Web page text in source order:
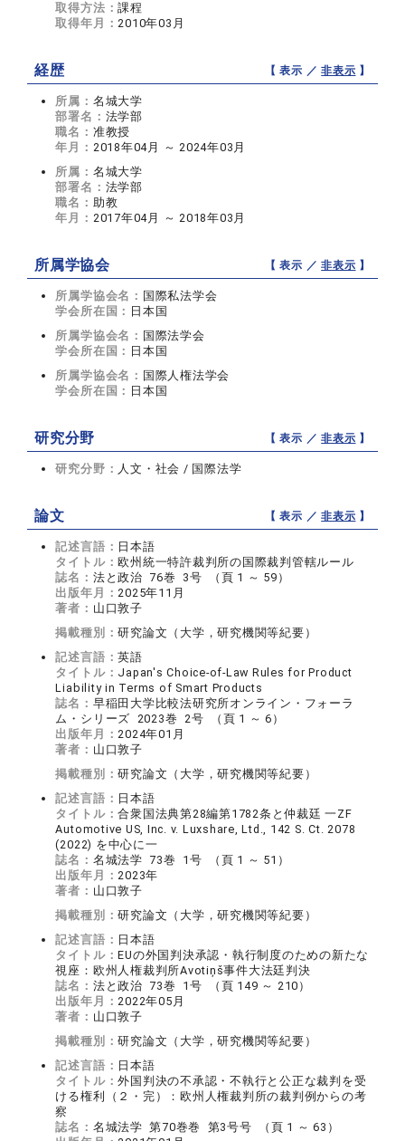
取得方法：課程
取得年月：2010年03月
経歴 【 表示 ／非表示 】
所属： 名城大学
部署名： 法学部
職名： 准教授
年月： 2018年04月 ～ 2024年03月
所属： 名城大学
部署名： 法学部
職名： 助教
年月： 2017年04月 ～ 2018年03月
所属学協会 【 表示 ／非表示 】
所属学協会名： 国際私法学会
学会所在国： 日本国
所属学協会名： 国際法学会
学会所在国： 日本国
所属学協会名： 国際人権法学会
学会所在国： 日本国
研究分野 【 表示 ／非表示 】
研究分野： 人文・社会 / 国際法学
論文 【 表示 ／非表示 】
記述言語： 日本語
タイトル：欧州統一特許裁判所の国際裁判管轄ルール
誌名： 法と政治 76巻 3号 （頁 1 ～ 59）
出版年月：2025年11月
著者： 山口敦子
掲載種別：研究論文（大学，研究機関等紀要）
記述言語：英語
タイトル： Japan's Choice-of-Law Rules for Product
Liability in Terms of Smart Products
誌名： 早稲田大学比較法研究所オンライン・フォーラ
ム・シリーズ 2023巻 2号 （頁 1 ～ 6）
出版年月：2024年01月
著者： 山口敦子
掲載種別：研究論文（大学，研究機関等紀要）
記述言語： 日本語
タイトル：合衆国法典第28編第1782条と仲裁廷 一ZF
Automotive US, Inc. v. Luxshare, Ltd., 142 S. Ct. 2078
(2022) を中心に一
誌名： 名城法学 73巻 1号 （頁 1 ～ 51）
出版年月：2023年
著者： 山口敦子
掲載種別：研究論文（大学，研究機関等紀要）
記述言語： 日本語
タイトル：EUの外国判決承認・執行制度のための新たな
視座：欧州人権裁判所Avotiņš事件大法廷判決
誌名： 法と政治 73巻 1号 （頁 149 ～ 210）
出版年月：2022年05月
著者： 山口敦子
掲載種別：研究論文（大学，研究機関等紀要）
記述言語： 日本語
タイトル：外国判決の不承認・不執行と公正な裁判を受
ける権利（２・完）：欧州人権裁判所の裁判例からの考
察
誌名： 名城法学 第70巻巻 第3号号 （頁 1 ～ 63）